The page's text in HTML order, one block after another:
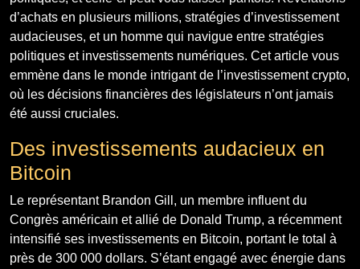
d’achats en plusieurs millions, stratégies d’investissement
audacieuses, et un homme qui navigue entre stratégies
politiques et investissements numériques. Cet article vous
emmène dans le monde intrigant de l’investissement crypto,
où les décisions financières des législateurs n’ont jamais
été aussi cruciales.
Des investissements audacieux en
Bitcoin
Le représentant Brandon Gill, un membre influent du
Congrès américain et allié de Donald Trump, a récemment
intensifié ses investissements en Bitcoin, portant le total à
près de 300 000 dollars. S’étant engagé avec énergie dans